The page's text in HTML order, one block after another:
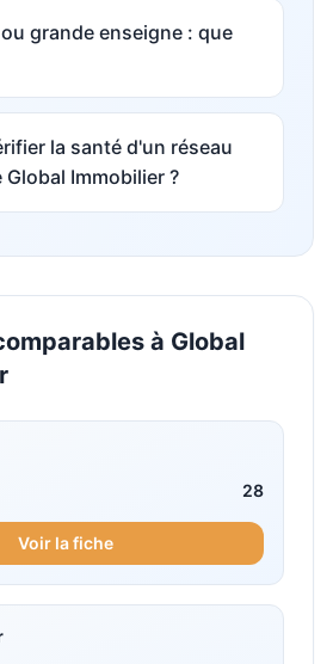
grande enseigne : que
la santé d'un réseau
Immobilier ?
à Global
28
Voir la fiche